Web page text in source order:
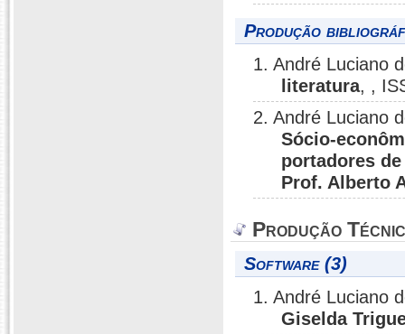
Produção
1. André Luciano
literatura, ,
2. André Luciano
Sócio-
portadores
Prof. Alberto
Produção
Software (3)
1. André Luciano
Giselda